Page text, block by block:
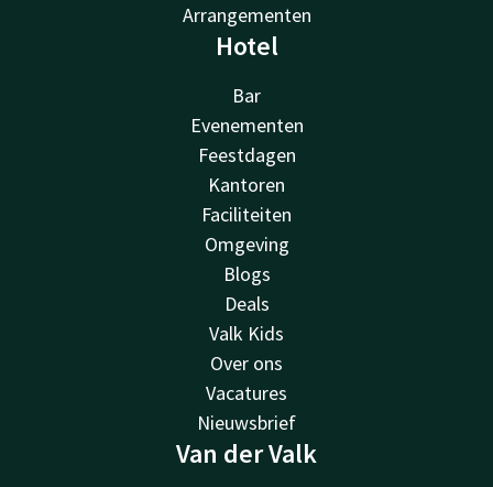
Arrangementen
Hotel
Bar
Evenementen
Feestdagen
Kantoren
Faciliteiten
Omgeving
Blogs
Deals
Valk Kids
Over ons
Vacatures
Nieuwsbrief
Van der Valk